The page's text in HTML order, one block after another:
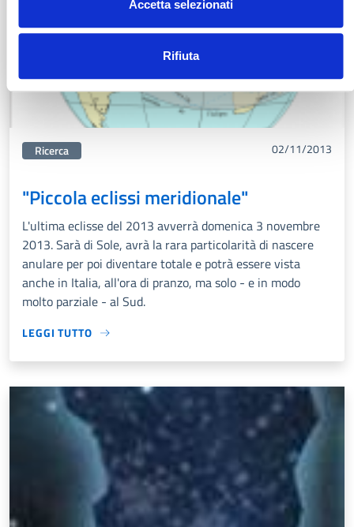
Accetta selezionati
Rifiuta
Categorie correlata:
Ricerca 02/11/2013
"Piccola eclissi meridionale"
L'ultima eclisse del 2013 avverrà domenica 3 novembre
2013. Sarà di Sole, avrà la rara particolarità di nascere
anulare per poi diventare totale e potrà essere vista
anche in Italia, all'ora di pranzo, ma solo - e in modo
molto parziale - al Sud.
LEGGI TUTTO